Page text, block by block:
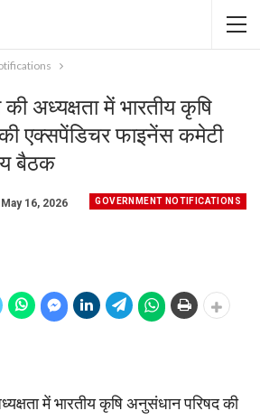
अध्यक्षता में भारतीय कृषि
एक्सपेंडिचर फाइनेंस कमेटी
बैठक
GOVERNMENT NOTIFICATIONS
May 16, 2026
में भारतीय कृषि अनुसंधान परिषद की